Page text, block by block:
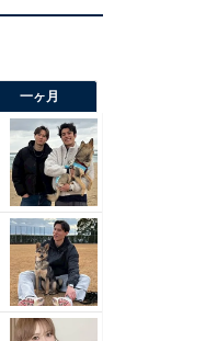
一ヶ月